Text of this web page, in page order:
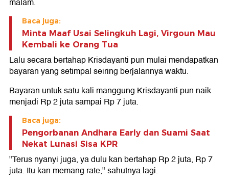
Baca juga:
Minta Maaf Usai Selingkuh Lagi, Virgoun Mau
Kembali ke Orang Tua
Lalu secara bertahap Krisdayanti pun mulai mendapatkan
bayaran yang setimpal seiring berjalannya waktu.
Bayaran untuk satu kali manggung Krisdayanti pun naik
menjadi Rp 2 juta sampai Rp 7 juta.
Baca juga:
Pengorbanan Andhara Early dan Suami Saat
Nekat Lunasi Sisa KPR
"Terus nyanyi juga, ya dulu kan bertahap Rp 2 juta, Rp 7
juta. Itu kan memang rate," sahutnya lagi.